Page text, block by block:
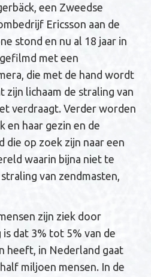
een Zweedse
Ericsson aan de
stond en nu al 18 jaar in
met een
die met de hand wordt
zijn lichaam de straling van
verdraagt. Verder worden
en haar gezin en de
die op zoek zijn naar een
waarin bijna niet te
van zendmasten,
zijn ziek door
dat 3% tot 5% van de
heeft, in Nederland gaat
miljoen mensen. In de